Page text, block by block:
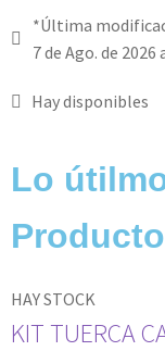
*Última
7 de Ago. de 2026
Hay disponibles
Lo
HAY STOCK
KIT TUERCA